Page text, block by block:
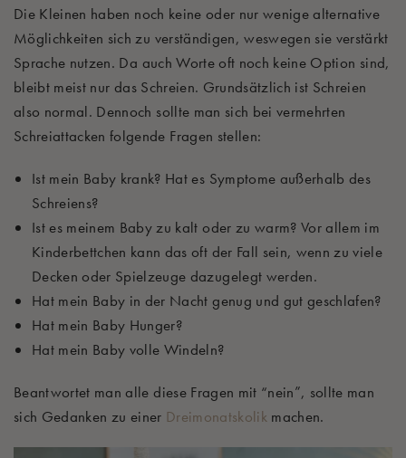
Die Kleinen haben noch keine oder nur wenige alternative
Möglichkeiten sich zu verständigen, weswegen sie verstärkt
Sprache nutzen. Da auch Worte oft noch keine Option sind,
bleibt meist nur das Schreien. Grundsätzlich ist Schreien
also normal. Dennoch sollte man sich bei vermehrten
Schreiattacken folgende Fragen stellen:
Ist mein Baby krank? Hat es Symptome außerhalb des
Schreiens?
Ist es meinem Baby zu kalt oder zu warm? Vor allem im
Kinderbettchen kann das oft der Fall sein, wenn zu viele
Decken oder Spielzeuge dazugelegt werden.
Hat mein Baby in der Nacht genug und gut geschlafen?
Hat mein Baby Hunger?
Hat mein Baby volle Windeln?
Beantwortet man alle diese Fragen mit “nein”, sollte man
sich Gedanken zu einer Dreimonatskolik machen.